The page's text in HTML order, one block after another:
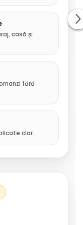
casă și
fără
clar.